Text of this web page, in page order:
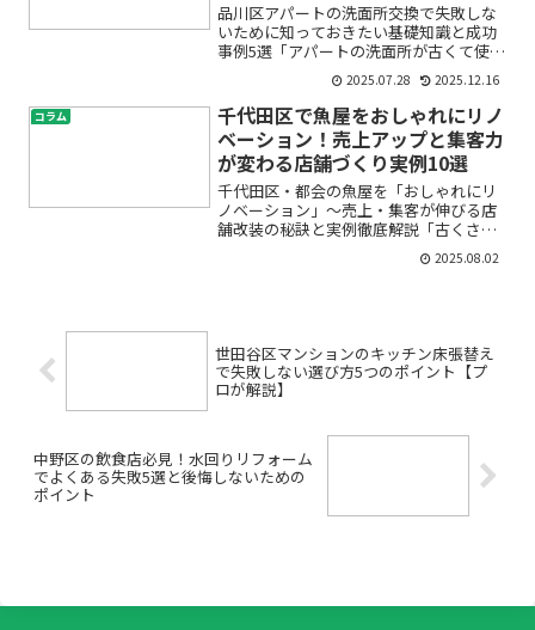
品川区アパートの洗面所交換で失敗しな
いために知っておきたい基礎知識と成功
事例5選「アパートの洗面所が古くて使い
づらい」「水漏れや汚れが気になる」
「オーナーや管理会社として入居者満足
度を高めたい」――そんなお悩みを抱え
ている品川区の皆さまへ。...
2025.07.28 2025.12.16
コラム
千代田区で魚屋をおしゃれにリノ
ベーション！売上アップと集客力
が変わる店舗づくり実例10選
千代田区・都会の魚屋を「おしゃれにリ
ノベーション」〜売上・集客が伸びる店
舗改装の秘訣と実例徹底解説「古くさい
魚屋のイメージを変えたい」「千代田区
で魚屋を開業・リニューアルしたいけれ
2025.08.02
世田谷区マンションのキッチン床張替え
で失敗しない選び方5つのポイント【プ
ロが解説】
中野区の飲食店必見！水回りリフォーム
でよくある失敗5選と後悔しないための
ポイント